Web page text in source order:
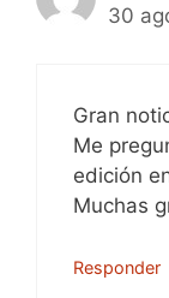
30
Gran
Me
edición
Muchas
Responder